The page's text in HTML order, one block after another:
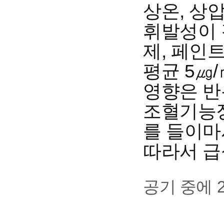
상온, 상
휘발성이
제, 페인
평균 5㎍/
영향은
조혈기능
를 들이
따라서
공기 중에